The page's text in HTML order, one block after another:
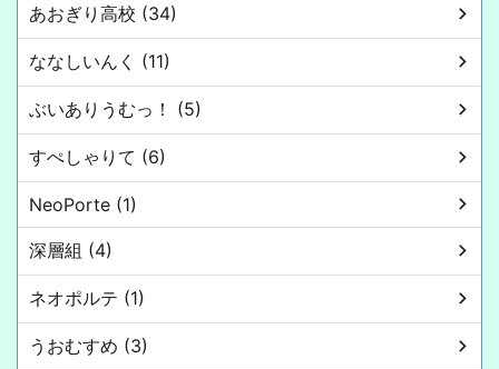
あおぎり高校 (34)
ななしいんく (11)
ぶいありうむっ！ (5)
すぺしゃりて (6)
NeoPorte (1)
深層組 (4)
ネオポルテ (1)
うおむすめ (3)